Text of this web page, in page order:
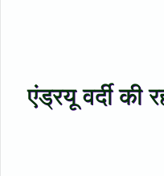
एंड्रयू वर्दी की